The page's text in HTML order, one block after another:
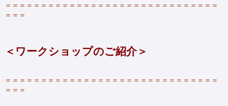
＝＝＝＝＝＝＝＝＝＝＝＝＝＝＝＝＝＝＝＝＝＝＝＝＝＝＝＝＝＝
＝＝＝
＜ワークショップのご紹介＞
＝＝＝＝＝＝＝＝＝＝＝＝＝＝＝＝＝＝＝＝＝＝＝＝＝＝＝＝＝＝
＝＝＝